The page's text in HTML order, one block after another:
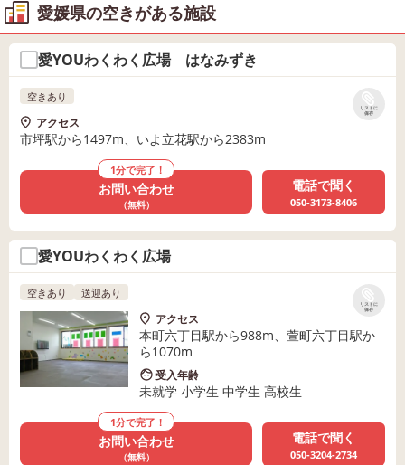
愛媛県の空きがある施設
愛YOUわくわく広場 はなみずき
リストに
保存
空きあり
アクセス
市坪駅から1497m、いよ立花駅から2383m
1分で完了！
お問い合わせ
（無料）
電話で聞く
050-3173-8406
愛YOUわくわく広場
リストに
保存
空きあり 送迎あり
アクセス
本町六丁目駅から988m、萱町六丁目駅か
ら1070m
受入年齢
未就学 小学生 中学生 高校生
1分で完了！
お問い合わせ
（無料）
電話で聞く
050-3204-2734